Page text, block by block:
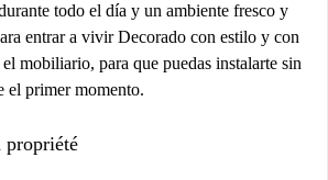
todo el día y un ambiente fresco y
entrar a vivir Decorado con estilo y con
mobiliario, para que puedas instalarte sin
el primer momento.
propriété